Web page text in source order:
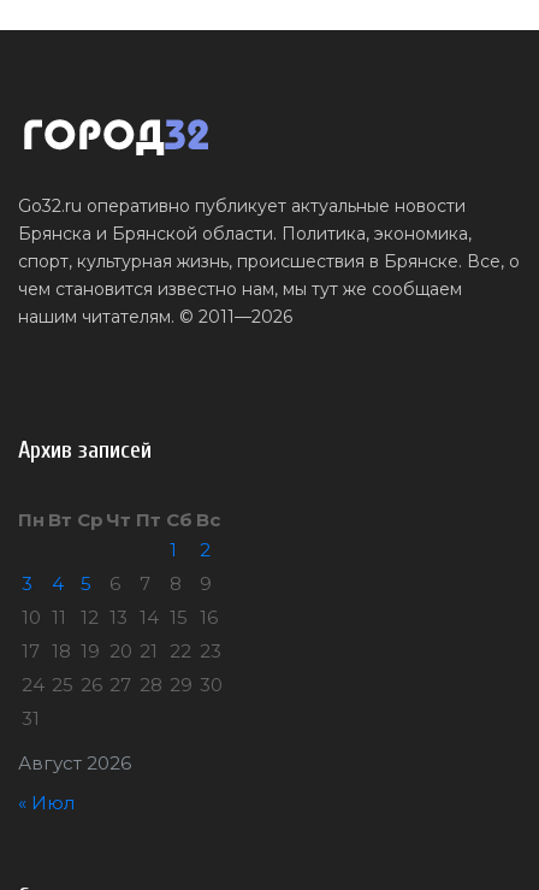
Go32.ru оперативно публикует актуальные новости
Брянска и Брянской области. Политика, экономика,
спорт, культурная жизнь, происшествия в Брянске. Все, о
чем становится известно нам, мы тут же сообщаем
нашим читателям. © 2011—2026
Архив записей
Август 2026
Пн Вт Ср Чт Пт Сб Вс
1
2
3
4 5 6 7 8
9
10 11 12 13 14 15 16
17 18 19 20 21 22 23
24 25 26 27 28 29 30
31
« Июл